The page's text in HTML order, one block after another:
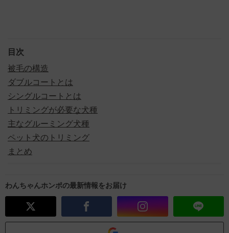
目次
被毛の構造
ダブルコートとは
シングルコートとは
トリミングが必要な犬種
主なグルーミング犬種
ペット犬のトリミング
まとめ
わんちゃんホンポの最新情報をお届け